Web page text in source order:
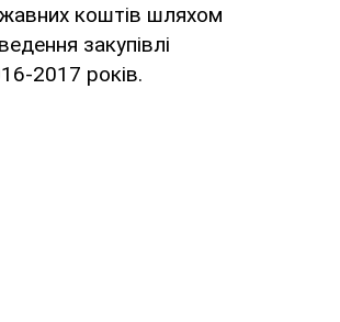
коштів шляхом
закупівлі
2017 років.